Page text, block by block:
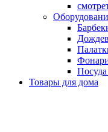
Товары для дома